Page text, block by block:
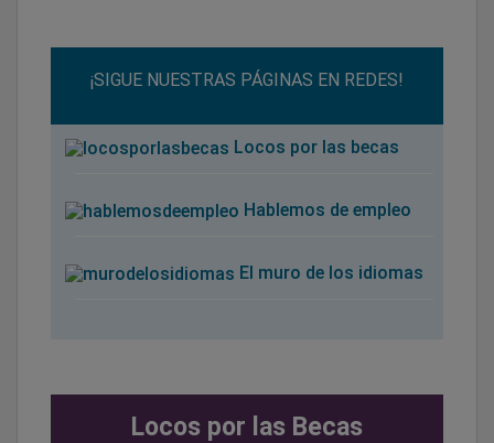
¡SIGUE NUESTRAS PÁGINAS EN REDES!
Locos por las becas
Hablemos de empleo
El muro de los idiomas
Locos por las Becas